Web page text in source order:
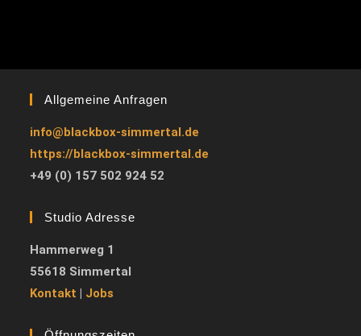
Allgemeine Anfragen
info@blackbox-simmertal.de
https://blackbox-simmertal.de
+49 (0) 157 502 924 52
Studio Adresse
Hammerweg 1
55618 Simmertal
Kontakt | Jobs